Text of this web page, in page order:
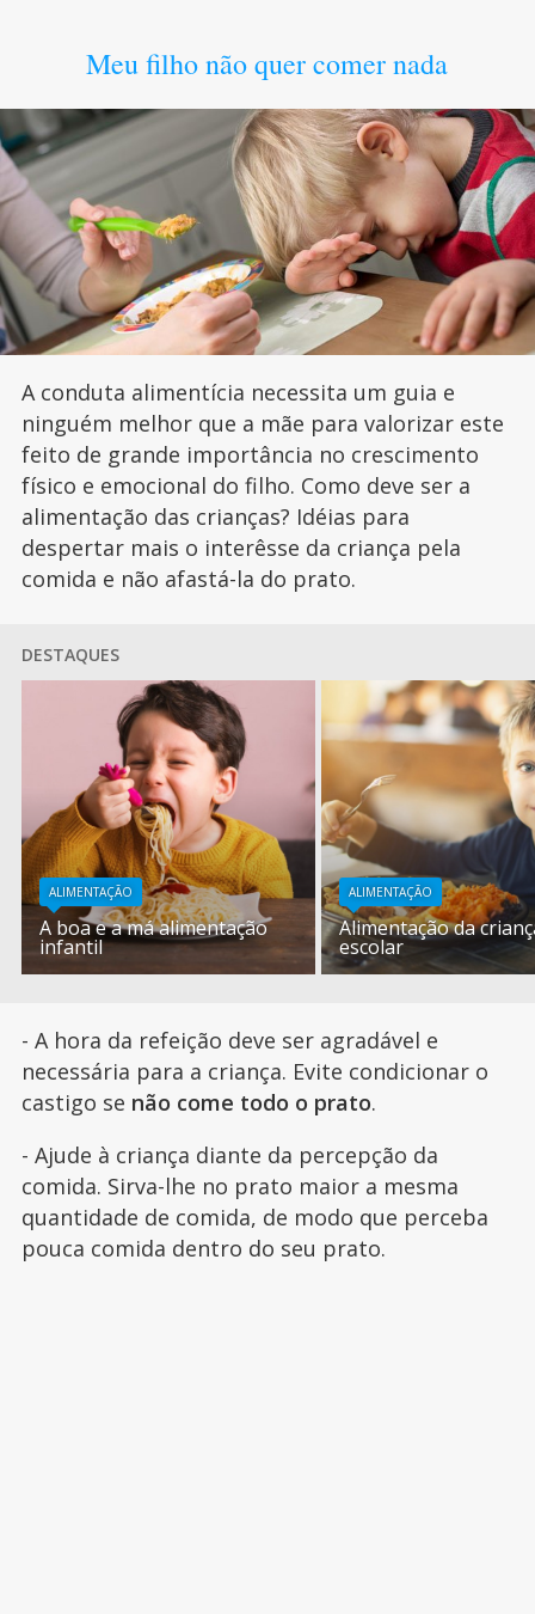
Meu filho não quer comer nada
A conduta alimentícia necessita um guia e
ninguém melhor que a mãe para valorizar este
feito de grande importância no crescimento
físico e emocional do filho. Como deve ser a
alimentação das crianças? Idéias para
despertar mais o interêsse da criança pela
comida e não afastá-la do prato.
DESTAQUES
ALIMENTAÇÃO
A boa e a má alimentação
infantil
ALIMENTAÇÃO
Alimentação da
escolar
- A hora da refeição deve ser agradável e
necessária para a criança. Evite condicionar o
castigo se não come todo o prato.
- Ajude à criança diante da percepção da
comida. Sirva-lhe no prato maior a mesma
quantidade de comida, de modo que perceba
pouca comida dentro do seu prato.